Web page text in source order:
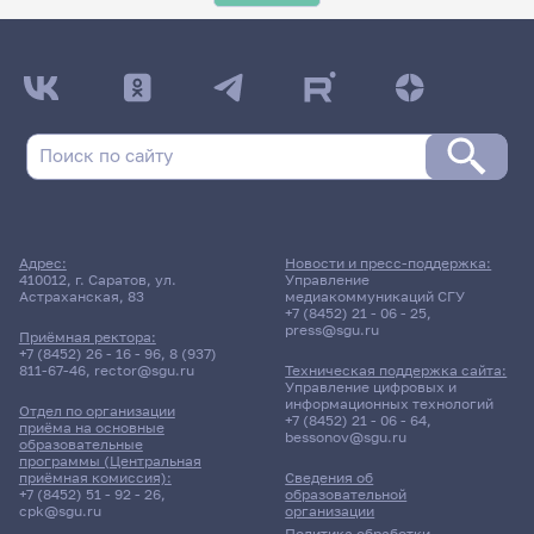
Адрес:
410012, г. Саратов, ул.
Астраханская, 83
Приёмная ректора:
+7 (8452) 26 - 16 - 96, 8 (937)
811-67-46, rector@sgu.ru
Отдел по организации
приёма на основные
образовательные
программы (Центральная
приёмная комиссия):
+7 (8452) 51 - 92 - 26,
cpk@sgu.ru
Сведения об
образовательной
организации
Новости и пресс-поддержка:
Управление
медиакоммуникаций СГУ
+7 (8452) 21 - 06 - 25,
press@sgu.ru
Техническая поддержка сайта:
Управление цифровых и
информационных технологий
+7 (8452) 21 - 06 - 64,
bessonov@sgu.ru